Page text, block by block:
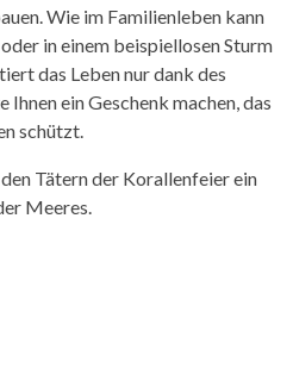
Wie im Familienleben kann
in einem beispiellosen Sturm
das Leben nur dank des
ein Geschenk machen, das
schützt.
Tätern der Korallenfeier ein
Meeres.